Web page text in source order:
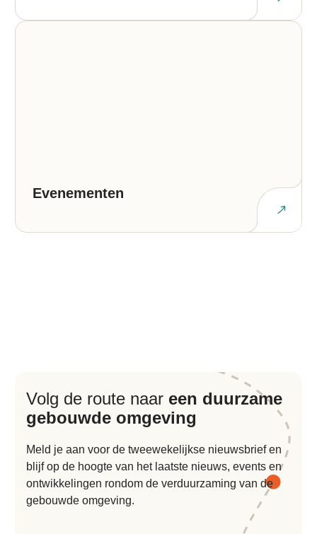
Evenementen
Volg de route naar een duurzame
gebouwde omgeving
Meld je aan voor de tweewekelijkse nieuwsbrief en
blijf op de hoogte van het laatste nieuws, events en
ontwikkelingen rondom de verduurzaming van de
gebouwde omgeving.